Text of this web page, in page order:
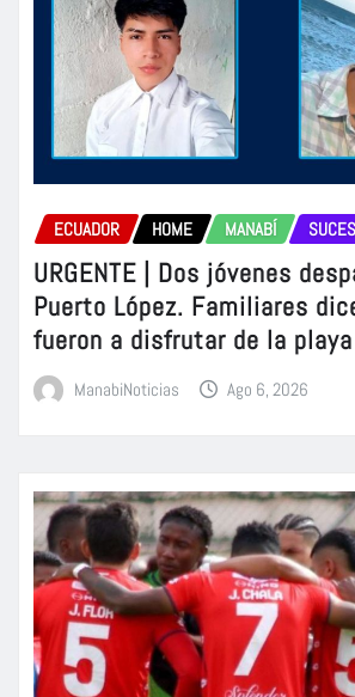
ECUADOR HOME MANABÍ
URGENTE | Dos jóvenes
Puerto López. Familiares
fueron a disfrutar de la playa
ManabiNoticias Ago 6, 2026